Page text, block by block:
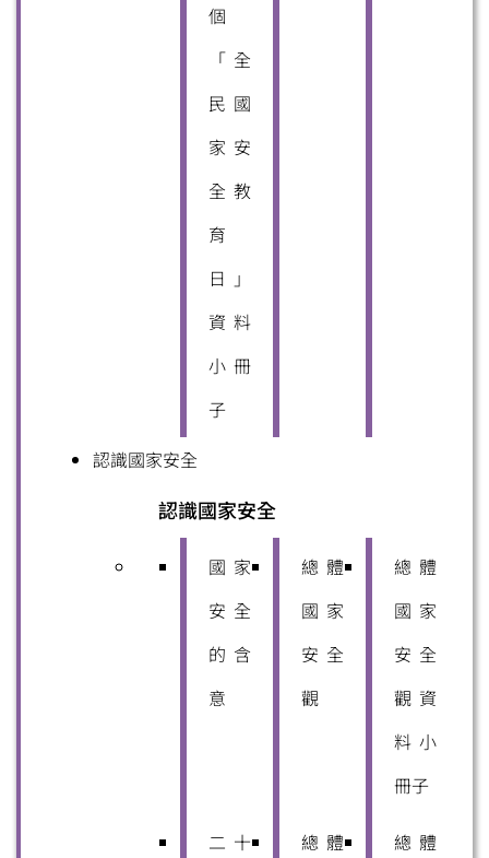
個
「全
民國
家安
全教
育
日」
資料
小冊
子
認識國家安全
認識國家安全
國家
安全
的含
意
總體
國家
安全
觀
總體
國家
安全
觀資
料小
冊子
二十
總體
總體